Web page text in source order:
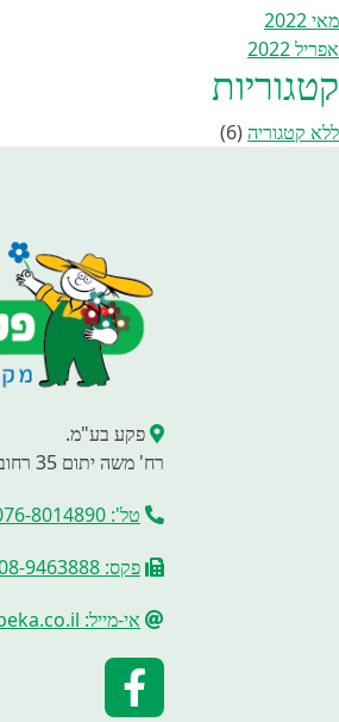
מאי 2022
אפריל 2022
קטגוריות
ללא קטגוריה(6)
פקע בע"מ.
רח' משה יתום 35 רחובות 7612000
טל': 076-8014890
פקס: 08-9463888
אי-מייל: info@peka.co.il